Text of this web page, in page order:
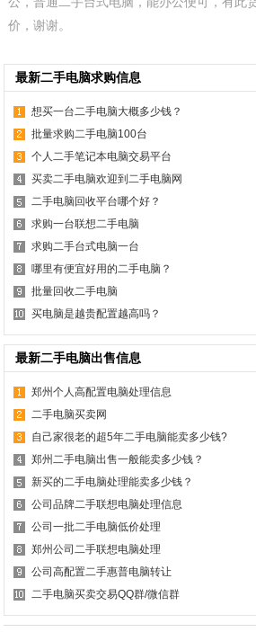
价，谢谢。
最新二手电脑求购信息
想买一台二手电脑大概多少钱？
批量求购二手电脑100台
个人二手笔记本电脑交易平台
买卖二手电脑欢迎到二手电脑网
二手电脑回收平台哪个好？
求购一台联想二手电脑
求购二手台式电脑一台
哪里有便宜好用的二手电脑？
批量回收二手电脑
买电脑是越贵配置越高吗？
最新二手电脑出售信息
郑州个人高配置电脑处理信息
二手电脑买卖网
自己家很老的超5年二手电脑能卖多少钱?
郑州二手电脑出售一般能卖多少钱？
新买的二手电脑处理能卖多少钱？
公司品牌二手联想电脑处理信息
公司一批二手电脑低价处理
郑州公司二手联想电脑处理
公司高配置二手惠普电脑转让
二手电脑买卖交易QQ群/微信群